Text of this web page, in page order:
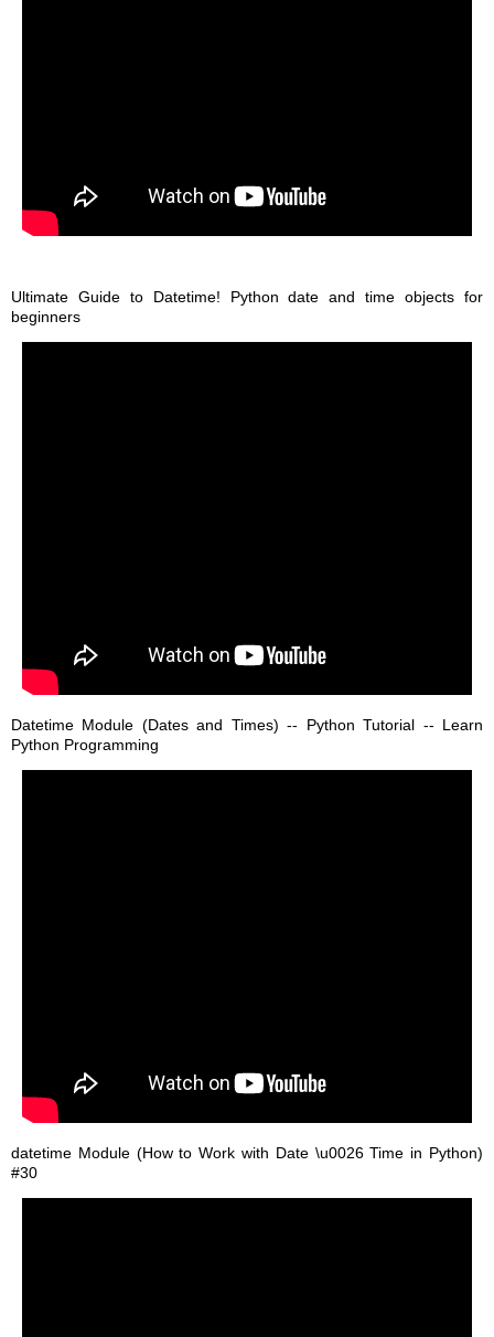
Ultimate Guide to Datetime! Python date and time objects for
beginners
Datetime Module (Dates and Times) -- Python Tutorial -- Learn
Python Programming
datetime Module (How to Work with Date \u0026 Time in Python)
#30